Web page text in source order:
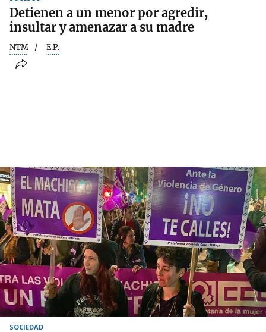
Detienen a un menor por agredir,
insultar y amenazar a su madre
NTM E.P.
SOCIEDAD